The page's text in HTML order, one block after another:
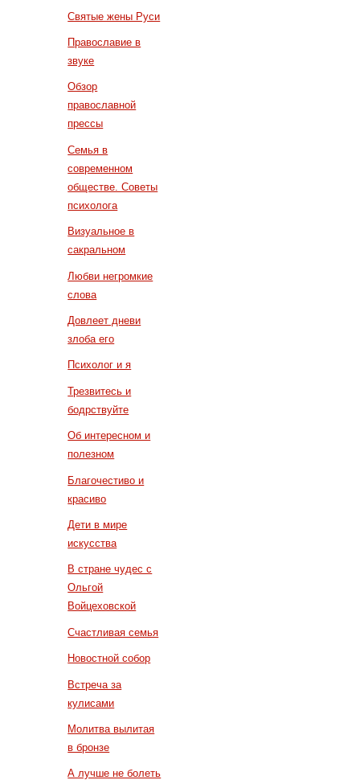
Святые жены Руси
Православие в
звуке
Обзор
православной
прессы
Семья в
современном
обществе. Советы
психолога
Визуальное в
сакральном
Любви негромкие
слова
Довлеет дневи
злоба его
Психолог и я
Трезвитесь и
бодрствуйте
Об интересном и
полезном
Благочестиво и
красиво
Дети в мире
искусства
В стране чудес с
Ольгой
Войцеховской
Счастливая семья
Новостной собор
Встреча за
кулисами
Молитва вылитая
в бронзе
А лучше не болеть